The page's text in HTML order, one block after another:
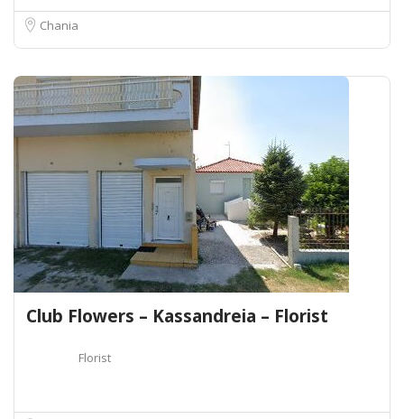
Chania
Club Flowers – Kassandreia – Florist
Florist